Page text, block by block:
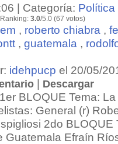
| Categoría: Política
Ranking: 3.0/5.0 (67 votos)
, roberto chiabra ,
, guatemala ,
idehpucp el 20/05/
| Descargar
BLOQUE Tema:
General (r)
2do BLOQUE
Guatemala Efraín